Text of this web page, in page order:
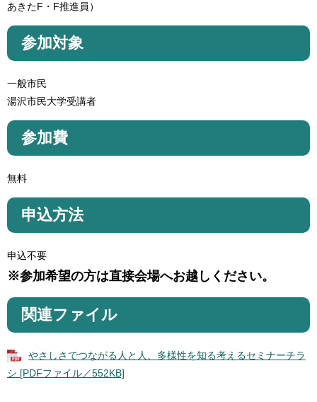
あきたF・F推進員）
参加対象
一般市民
湯沢市民大学受講者
参加費
無料
申込方法
申込不要
※参加希望の方は直接会場へお越しください。
関連ファイル
やさしさでつながる人と人、多様性を知る考えるセミナーチラ
シ [PDFファイル／552KB]